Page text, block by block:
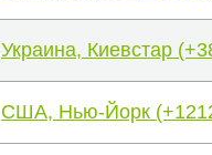
Украина, Киевстар
США, Нью-Йорк